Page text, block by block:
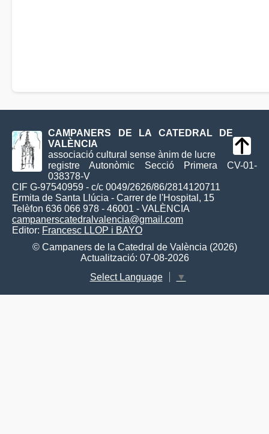
CAMPANERS DE LA CATEDRAL DE
VALÈNCIA
associació cultural sense ànim de lucre
registre Autonòmic Secció Primera CV-01-
038378-V
CIF G-97540959 - c/c 0049/2626/86/2814120711
Ermita de Santa Llúcia - Carrer de l'Hospital, 15
Telèfon 636 066 978 - 46001 - VALÈNCIA
campanerscatedralvalencia@gmail.com
Editor: Francesc LLOP i BAYO
© Campaners de la Catedral de València (2026)
Actualització: 07-08-2026
Select Language
▼